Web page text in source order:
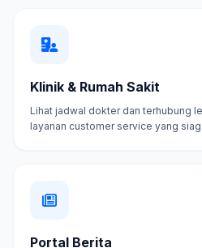
Klinik & Rumah Sakit
Lihat jadwal dokter dan terhubung
layanan customer service yang
Portal Berita